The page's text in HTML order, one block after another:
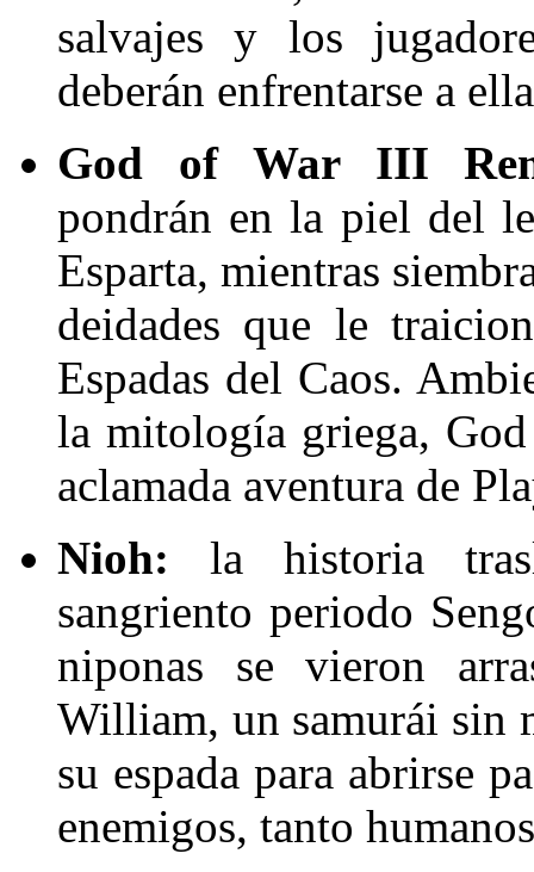
salvajes y los
deberán enfrentarse a
God of War III
pondrán en la piel del
Esparta, mientras
deidades que le
Espadas del Caos.
la mitología griega,
aclamada aventura de
Nioh:la historia
sangriento periodo
niponas se vieron
William, un samurái sin
su espada para abrirse
enemigos, tanto